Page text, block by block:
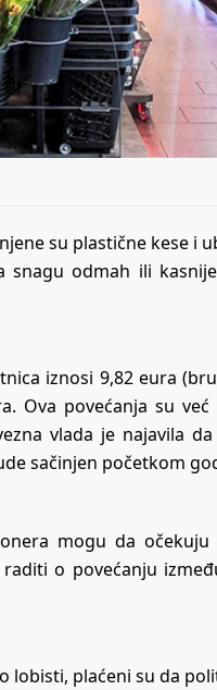
su plastične kese i
odmah ili
iznosi 9,82 eura
Ova povećanja su
vlada je najavila
sačinjen početkom
mogu da
o povećanju
lobisti, plaćeni su da